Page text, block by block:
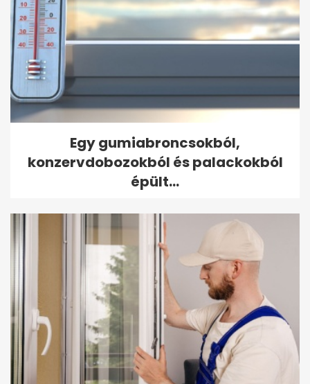
Egy gumiabroncsokból,
konzervdobozokból és palackokból
épült...